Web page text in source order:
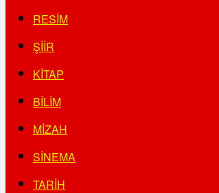
RESIM
ŞIIR
KITAP
BILIM
MIZAH
SINEMA
TARIH